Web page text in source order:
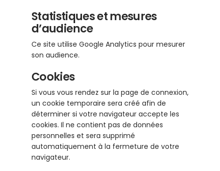
Statistiques et mesures
d’audience
Ce site utilise Google Analytics pour mesurer
son audience.
Cookies
Si vous vous rendez sur la page de connexion,
un cookie temporaire sera créé afin de
déterminer si votre navigateur accepte les
cookies. Il ne contient pas de données
personnelles et sera supprimé
automatiquement à la fermeture de votre
navigateur.